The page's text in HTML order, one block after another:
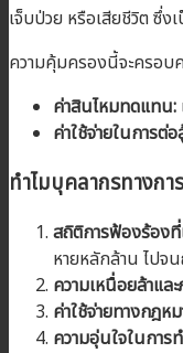
เจ็บป่วย หรือเสียชีวิต ซึ่
ความคุ้มครองนี้จะครอบ
ค่าสินไหมทดแทน:
ค่าใช้จ่ายในการต่
ทำไมบุคลากรทางก
สถิติการฟ้องร้อง
หายหลักล้าน ไปจ
ความเหนื่อยล้าและ
ค่าใช้จ่ายทางกฎห
ความอุ่นใจในการ